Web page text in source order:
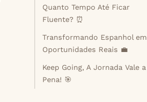
Quanto Tempo Até Ficar
Fluente? ⏰
Transformando Espanhol em
Oportunidades Reais 💼
Keep Going, A Jornada Vale a
Pena! 🎯